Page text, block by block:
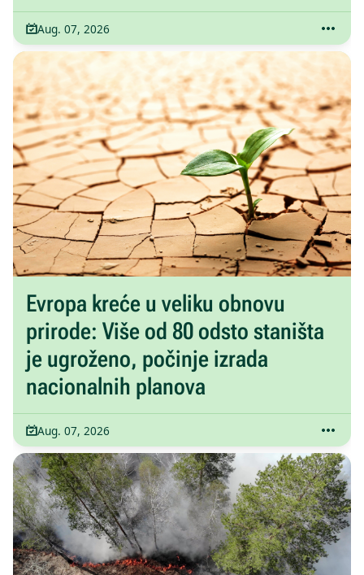
Aug. 07, 2026
Evropa kreće u veliku obnovu
prirode: Više od 80 odsto staništa
je ugroženo, počinje izrada
nacionalnih planova
Aug. 07, 2026